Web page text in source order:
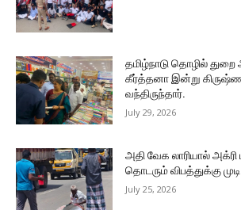
தமிழ்நாடு தொழில் துறை
கீர்த்தனா இன்று
வந்திருந்தார்.
July 29, 2026
அதி வேக லாரியால் அக்ரி
தொடரும் விபத்துக்கு
July 25, 2026